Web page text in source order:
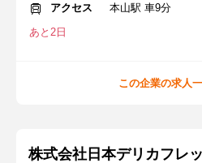
アクセス
本山駅 車9分
あと2日
この企業の求人
株式会社日本デリカフレ